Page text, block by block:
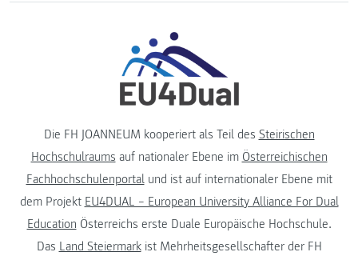
Die FH JOANNEUM kooperiert als Teil des Steirischen
Hochschulraums auf nationaler Ebene im Österreichischen
Fachhochschulenportalund ist auf internationaler Ebene mit
dem Projekt EU4DUAL – European University Alliance For Dual
Education Österreichs erste Duale Europäische Hochschule.
Das Land Steiermarkist Mehrheitsgesellschafter der FH